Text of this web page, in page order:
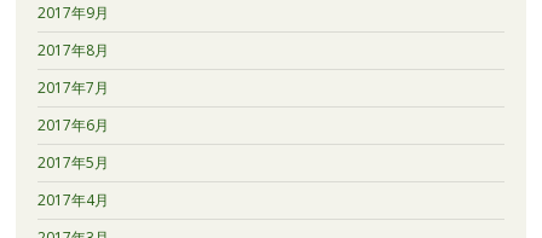
2017年9月
2017年8月
2017年7月
2017年6月
2017年5月
2017年4月